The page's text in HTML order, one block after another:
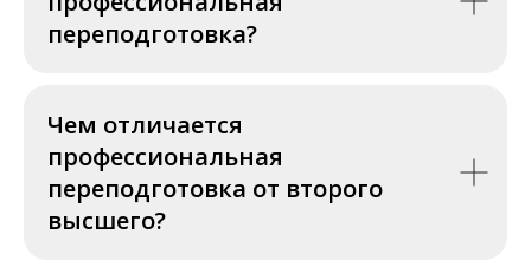
переподготовка?
Чем отличается
профессиональная
переподготовка от второго
высшего?